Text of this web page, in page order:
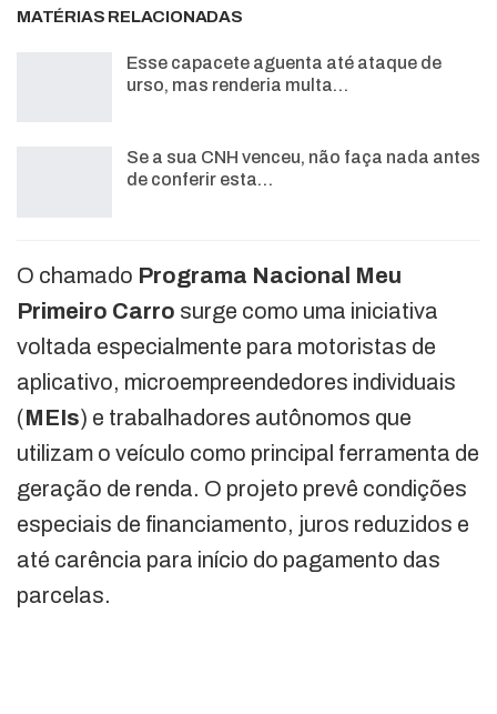
MATÉRIAS RELACIONADAS
Esse capacete aguenta até ataque de
urso, mas renderia multa…
Se a sua CNH venceu, não faça nada antes
de conferir esta…
O chamado Programa Nacional Meu
Primeiro Carro surge como uma iniciativa
voltada especialmente para motoristas de
aplicativo, microempreendedores individuais
(MEIs) e trabalhadores autônomos que
utilizam o veículo como principal ferramenta de
geração de renda. O projeto prevê condições
especiais de financiamento, juros reduzidos e
até carência para início do pagamento das
parcelas.